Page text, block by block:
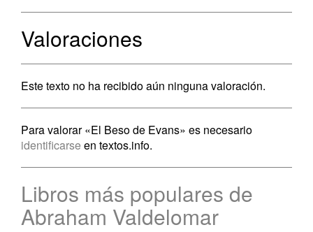
Valoraciones
Este texto no ha recibido aún ninguna valoración.
Para valorar «El Beso de Evans» es necesario
identificarse en textos.info.
Libros más populares de
Abraham Valdelomar